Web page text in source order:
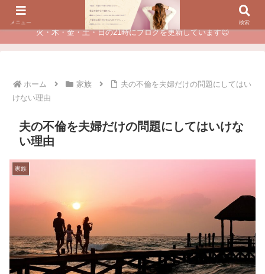
夫に不倫されたつらい経験が、あなたのチャンスに変わるカウンセリング
火・木・金・土・日の21時にブログを更新しています😊
ホーム 家族
夫の不倫を夫婦だけの問題にしてはい
けない理由
夫の不倫を夫婦だけの問題にしてはいけな
い理由
家族
メニュー 検索